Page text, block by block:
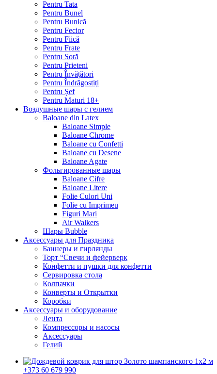
Pentru Tata
Pentru Bunel
Pentru Bunică
Pentru Fecior
Pentru Fiică
Pentru Frate
Pentru Soră
Pentru Prieteni
Pentru Învățători
Pentru Îndrăgostiți
Pentru Șef
Pentru Maturi 18+
Воздушные шары с гелием
Baloane din Latex
Baloane Simple
Baloane Chrome
Baloane cu Confetti
Baloane cu Desene
Baloane Agate
Фольгированные шары
Baloane Cifre
Baloane Litere
Folie Culori Uni
Folie cu Imprimeu
Figuri Mari
Air Walkers
Шары Bubble
Аксессуары для Праздника
Баннеры и гирлянды
Торт “Свечи и фейерверк
Конфетти и пушки для конфетти
Сервировка стола
Колпачки
Конверты и Открытки
Коробки
Аксессуары и оборудование
Лента
Компрессоры и насосы
Аксессуары
Гелий
+373 60 679 990